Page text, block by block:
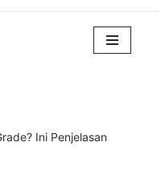
Ini Penjelasan